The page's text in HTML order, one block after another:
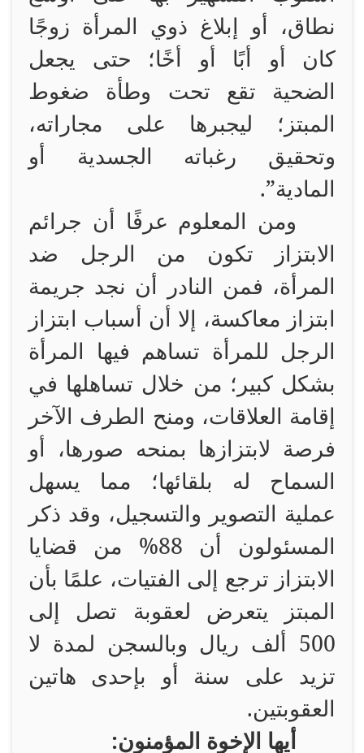
نطاق، أو إبلاغ ذوي المرأة زوجًا
كان أو أبًا أو أخًا؛ حتى يجعل
الضحية تقع تحت وطأة ضغوط
المبتز؛ ليجبرها على مجاراته،
وتحقيق رغباته الجسدية أو
المادية”.
ومن المعلوم عرفًا أن جرائم
الابتزاز تكون من الرجل ضد
المرأة، فمن النادر أن نجد جريمة
ابتزاز معاكسة، إلا أن أسباب ابتزاز
الرجل للمرأة تساهم فيها المرأة
بشكل كبير؛ من خلال تساهلها في
إقامة العلاقات، ومنح الطرف الآخر
فرصة لابتزازها بمنحه صورها، أو
السماح له بلقائها؛ مما يسهل
عملية التصوير والتسجيل، وقد ذكر
المسئولون أن 88% من قضايا
الابتزاز ترجع إلى الفتيات، علمًا بأن
المبتز يتعرض لعقوبة تصل إلى
500 ألف ريال وبالسجن لمدة لا
تزيد على سنة أو بإحدى هاتين
العقوبتين.
أيها الإخوة المؤمنون: